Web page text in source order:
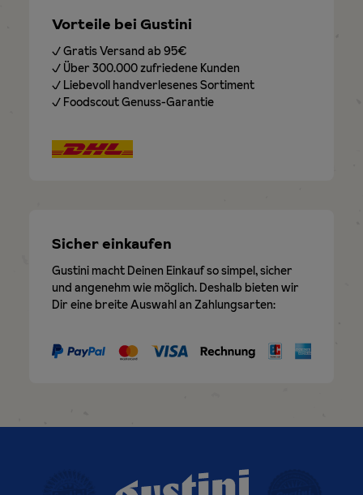
Vorteile bei Gustini
✓ Gratis Versand ab 95€
✓ Über 300.000 zufriedene Kunden
✓ Liebevoll handverlesenes Sortiment
✓ Foodscout Genuss-Garantie
Sicher einkaufen
Gustini macht Deinen Einkauf so simpel, sicher
und angenehm wie möglich. Deshalb bieten wir
Dir eine breite Auswahl an Zahlungsarten: